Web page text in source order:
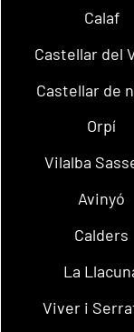
Calaf
Castellar del
Castellar de
Orpí
Vilalba
Avinyó
Calders
La
Viver i